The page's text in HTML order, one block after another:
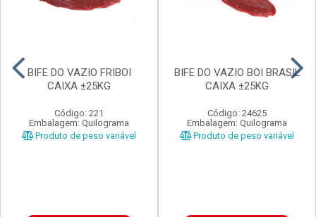
BIFE DO VAZIO FRIBOI
CAIXA ±25KG
Código: 221
Embalagem: Quilograma
Produto de peso variável
BIFE DO VAZIO BOI BRASIL
CAIXA ±25KG
Código: 24625
Embalagem: Quilograma
Produto de peso variável